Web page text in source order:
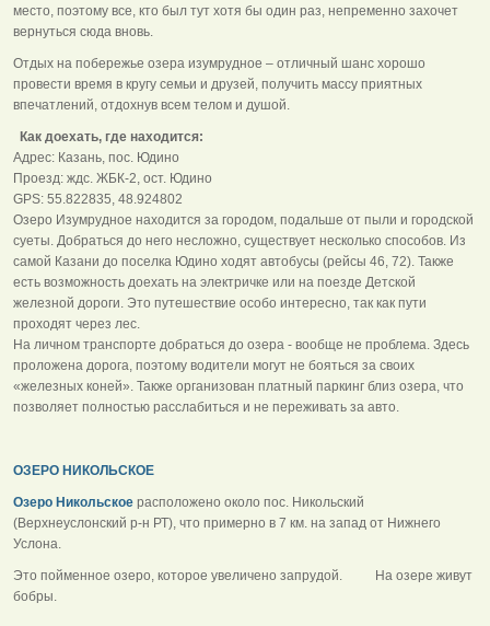
место, поэтому все, кто был тут хотя бы один раз, непременно захочет
вернуться сюда вновь.
Отдых на побережье озера изумрудное – отличный шанс хорошо
провести время в кругу семьи и друзей, получить массу приятных
впечатлений, отдохнув всем телом и душой.
Как доехать, где находится:
Адрес: Казань, пос. Юдино
Проезд: ждс. ЖБК-2, ост. Юдино
GPS: 55.822835, 48.924802
Озеро Изумрудное находится за городом, подальше от пыли и городской
суеты. Добраться до него несложно, существует несколько способов. Из
самой Казани до поселка Юдино ходят автобусы (рейсы 46, 72). Также
есть возможность доехать на электричке или на поезде Детской
железной дороги. Это путешествие особо интересно, так как пути
проходят через лес.
На личном транспорте добраться до озера - вообще не проблема. Здесь
проложена дорога, поэтому водители могут не бояться за своих
«железных коней». Также организован платный паркинг близ озера, что
позволяет полностью расслабиться и не переживать за авто.
ОЗЕРО НИКОЛЬСКОЕ
Озеро Никольское расположено около пос. Никольский
(Верхнеуслонский р-н РТ), что примерно в 7 км. на запад от Нижнего
Услона.
Это пойменное озеро, которое увеличено запрудой. На озере живут
бобры.